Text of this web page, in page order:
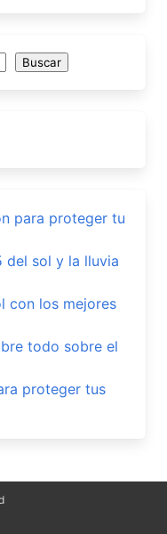
Buscar
para proteger tu
del sol y la lluvia
con los mejores
todo sobre el
proteger tus